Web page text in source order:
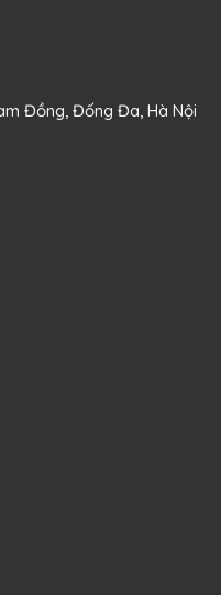
tự nhiên thông qua tôi
xém cục bộ.
Đồng, Đống Đa, Hà Nội